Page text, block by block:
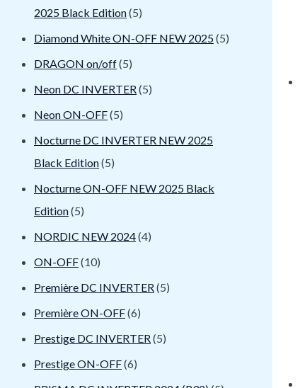
2025 Black Edition(5)
Diamond White ON-OFF NEW 2025(5)
DRAGON on/off(5)
Neon DC INVERTER(5)
Neon ON-OFF(5)
Nocturne DC INVERTER NEW 2025
Black Edition(5)
Nocturne ON-OFF NEW 2025 Black
Edition(5)
NORDIC NEW 2024(4)
ON-OFF(10)
Première DC INVERTER(5)
Première ON-OFF(6)
Prestige DC INVERTER(5)
Prestige ON-OFF(6)